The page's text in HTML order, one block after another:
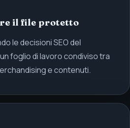
il file protetto
le decisioni SEO del
foglio di lavoro condiviso tra
e contenuti.